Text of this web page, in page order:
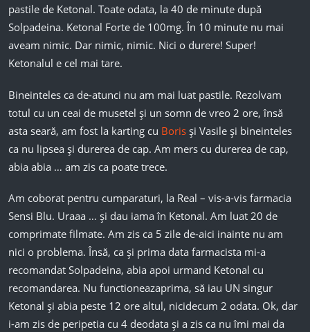
pastile de Ketonal. Toate odata, la 40 de minute după
Solpadeina. Ketonal Forte de 100mg. În 10 minute nu mai
aveam nimic. Dar nimic, nimic. Nici o durere! Super!
Ketonalul e cel mai tare.
Bineinteles ca de-atunci nu am mai luat pastile. Rezolvam
totul cu un ceai de musetel și un somn de vreo 2 ore, însă
asta seară, am fost la karting cu Borisși Vasile și bineinteles
ca nu lipsea și durerea de cap. Am mers cu durerea de cap,
abia abia … am zis ca poate trece.
Am coborat pentru cumparaturi, la Real – vis-a-vis farmacia
Sensi Blu. Uraaa … și dau iama în Ketonal. Am luat 20 de
comprimate filmate. Am zis ca 5 zile de-aici inainte nu am
nici o problema. Însă, ca și prima data farmacista mi-a
recomandat Solpadeina, abia apoi urmand Ketonal cu
recomandarea. Nu functioneazaprima, să iau UN singur
Ketonal și abia peste 12 ore altul, nicidecum 2 odata. Ok, dar
i-am zis de peripetia cu 4 deodata și a zis ca nu îmi mai da